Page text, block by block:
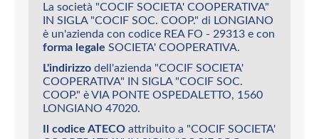
La società "COCIF SOCIETA' COOPERATIVA"
IN SIGLA "COCIF SOC. COOP." di LONGIANO
è un'azienda con codice REA FO - 29313 e con
forma legale SOCIETA' COOPERATIVA.
L'indirizzo dell'azienda "COCIF SOCIETA'
COOPERATIVA" IN SIGLA "COCIF SOC.
COOP." è VIA PONTE OSPEDALETTO, 1560
LONGIANO 47020.
Il codice ATECO attribuito a "COCIF SOCIETA'